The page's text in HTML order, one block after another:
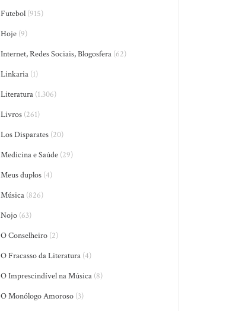
Futebol (915)
Hoje (9)
Internet, Redes Sociais, Blogosfera (62)
Linkaria (1)
Literatura (1.306)
Livros (261)
Los Disparates (20)
Medicina e Saúde (29)
Meus duplos (4)
Música (826)
Nojo (63)
O Conselheiro (2)
O Fracasso da Literatura (4)
O Imprescindível na Música (8)
O Monólogo Amoroso (3)